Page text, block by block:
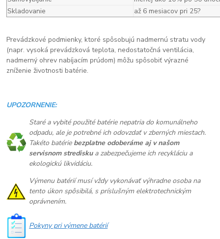
Skladovanie
až 6 mesiacov pri 25?
Prevádzkové podmienky, ktoré spôsobujú nadmernú stratu vody
(napr. vysoká prevádzková teplota, nedostatočná ventilácia,
nadmerný ohrev nabíjacím prúdom) môžu spôsobiť výrazné
zníženie životnosti batérie.
UPOZORNENIE:
Staré a vybité použité batérie nepatria do komunálneho
odpadu, ale je potrebné ich odovzdať v zberných miestach.
Takéto batérie bezplatne odoberáme aj v našom
servisnom strediskua zabezpečujeme ich recykláciu a
ekologickú likvidáciu.
Výmenu batérií musí vždy vykonávať výhradne osoba na
tento úkon spôsibilá, s príslušným elektrotechnickým
oprávnením.
Pokyny pri výmene batérií